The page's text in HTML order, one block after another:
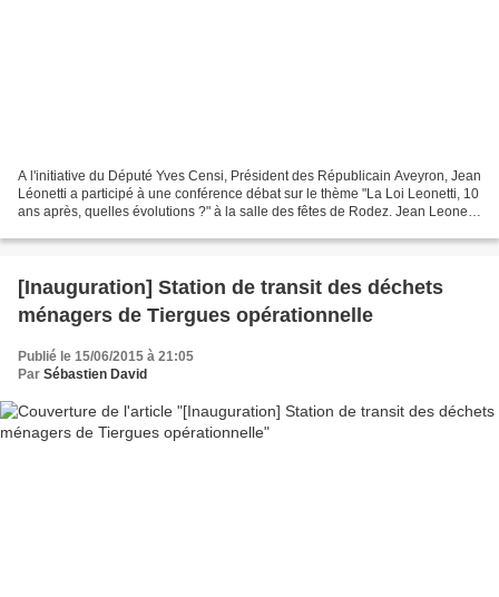
A l'initiative du Député Yves Censi, Président des Républicain Aveyron, Jean
Léonetti a participé à une conférence débat sur le thème "La Loi Leonetti, 10
ans après, quelles évolutions ?" à la salle des fêtes de Rodez. Jean Leonetti
[Inauguration] Station de transit des déchets
ménagers de Tiergues opérationnelle
Publié le 15/06/2015 à 21:05
Par Sébastien David